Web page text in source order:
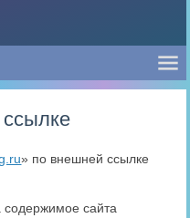
» по внешней ссылке
содержимое сайта